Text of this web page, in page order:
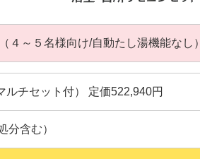
４～５名様向け/自動たし湯機能なし）
ルチセット付） 定価522,940円
分含む）